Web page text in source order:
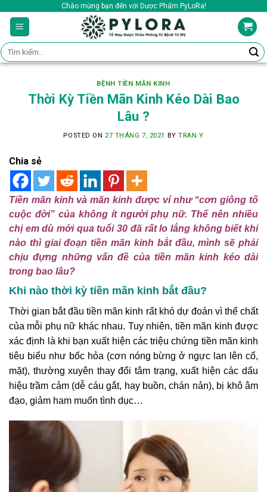
content
Chào mừng bạn đến với Dược Phẩm PyLoRa!
Tìm
kiếm:
BỆNH TIỀN MÃN KINH
Thời Kỳ Tiền Mãn Kinh Kéo Dài Bao
Lâu ?
POSTED ON 27 THÁNG 7, 2021 BYTRAN Y
Chia sẻ
Tiền mãn kinh và mãn kinh được ví như “cơn giông tố
cuộc đời” của không ít người phụ nữ. Thế nên nhiều
chị em dù mới qua tuổi 30 đã rất lo lắng không biết khi
nào thì giai đoạn tiền mãn kinh bắt đầu, mình sẽ phải
chịu đựng những vấn đề của tiền mãn kinh kéo dài
trong bao lâu?
Khi nào thời kỳ tiền mãn kinh bắt đầu?
Thời gian bắt đầu tiền mãn kinh rất khó dự đoán vì thể chất
của mỗi phụ nữ khác nhau. Tuy nhiên, tiền mãn kinh được
xác định là khi bạn xuất hiện các triệu chứng tiền mãn kinh
tiêu biểu như bốc hỏa (cơn nóng bừng ở ngực lan lên cổ,
mặt), thường xuyên thay đổi tâm trạng, xuất hiện các dấu
hiệu trầm cảm (dễ cáu gắt, hay buồn, chán nản), bị khô âm
đạo, giảm ham muốn tình dục…